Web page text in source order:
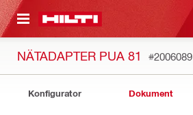
GÅ TILL HUVUDSIDAN
NÄTADAPTER PUA 81 #2006089
Konfigurator Dokument